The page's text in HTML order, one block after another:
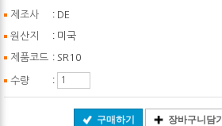
제조사 : DE
원산지 : 미국
제품코드 : SR10
수량 :
구매하기 장바구니담기